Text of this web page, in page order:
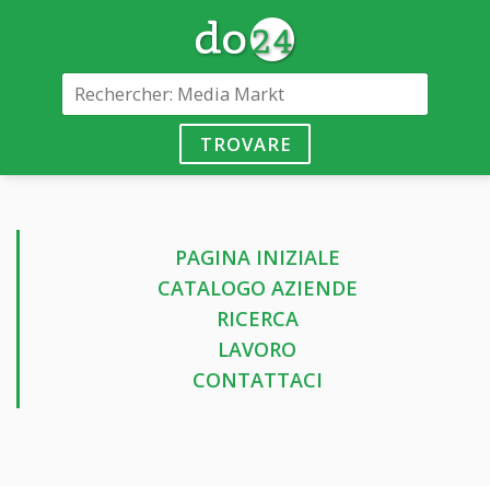
TROVARE
PAGINA INIZIALE
CATALOGO AZIENDE
RICERCA
LAVORO
CONTATTACI